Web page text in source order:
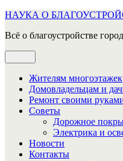
Перейти
содержимому
НАУКА О
Всё о благоустройстве
Жителям многоэтажек
Домовладельцам и
Ремонт своими
Советы
Дорожное
Электрика и
Новости
Контакты